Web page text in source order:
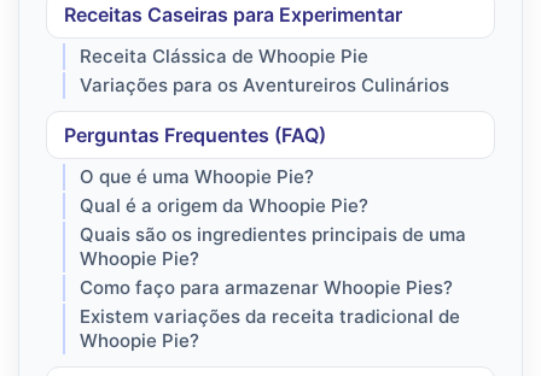
Receitas Caseiras para Experimentar
Receita Clássica de Whoopie Pie
Variações para os Aventureiros Culinários
Perguntas Frequentes (FAQ)
O que é uma Whoopie Pie?
Qual é a origem da Whoopie Pie?
Quais são os ingredientes principais de uma
Whoopie Pie?
Como faço para armazenar Whoopie Pies?
Existem variações da receita tradicional de
Whoopie Pie?